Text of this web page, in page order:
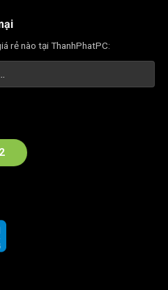
rẻ nào tại ThanhPhatPC: